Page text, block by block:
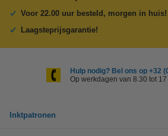
Voor 22.00 uur besteld, morgen in huis!
Laagsteprijsgarantie!
Hulp nodig? Bel ons op +32
Op werkdagen van 8.30 tot 17
Inktpatronen